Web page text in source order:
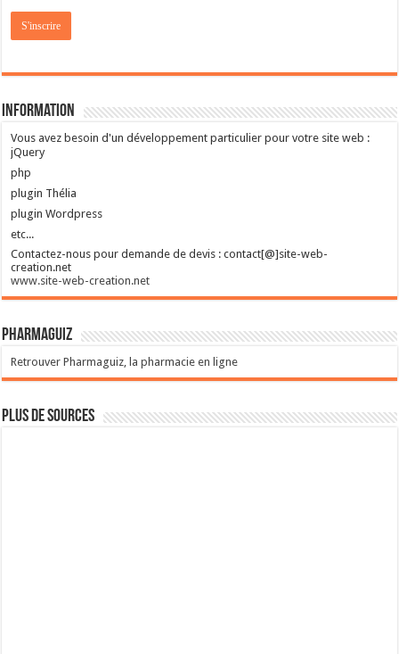
Information
Vous avez besoin d'un développement particulier pour votre site web :
jQuery
php
plugin Thélia
plugin Wordpress
etc...
Contactez-nous pour demande de devis : contact[@]site-web-
creation.net
www.site-web-creation.net
Pharmaguiz
Retrouver Pharmaguiz, la pharmacie en ligne
Plus de sources